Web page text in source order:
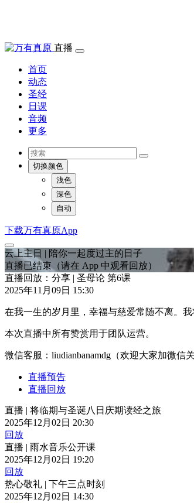
直播
首页
动态
圣经
日课
音频
更多
切换颜色
浅色
深色
自动
下载万有真原App
云上主日 | 陪你一起度过主的日子
直播已结束 （请在 App 中观看回放）
直播回放：分享 | 圣母论 第6课
2025年11月09日 15:30
在我一生的岁月里，幸福与慈爱常随不离。
本次直播中所有赞赏用于团队运营。
微信客服：liudianbanamdg（欢迎大家加微信
直播预告
直播回放
直播 | 将临期与圣诞八日庆期读经之旅
2025年12月02日 20:30
回放
直播 | 雨水音乐公开课
2025年12月02日 19:20
回放
热心敬礼 | 下午三点时刻
2025年12月02日 14:30